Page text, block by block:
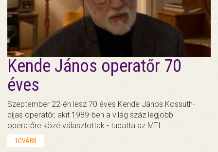
Kende János operatőr 70
éves
Szeptember 22-én lesz 70 éves Kende János Kossuth-
díjas operatőr, akit 1989-ben a világ száz legjobb
operatőre közé választottak - tudatta az MTI.
TOVÁBB